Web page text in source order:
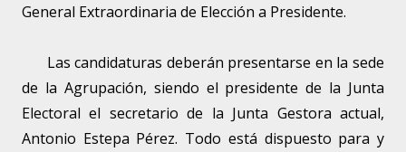
General Extraordinaria de Elección a Presidente.
Las candidaturas deberán presentarse en la sede
de la Agrupación, siendo el presidente de la Junta
Electoral el secretario de la Junta Gestora actual,
Antonio Estepa Pérez. Todo está dispuesto para y